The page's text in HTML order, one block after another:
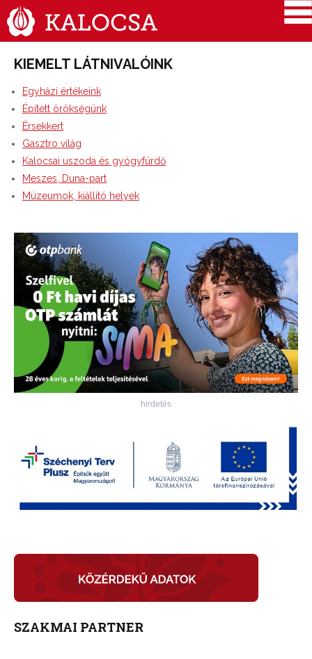
KIEMELT LÁTNIVALÓINK
Egyházi értékeink
Épített örökségünk
Érsekkert
Gasztro világ
Kalocsai uszoda és gyógyfürdő
Meszes, Duna-part
Múzeumok, kiállító helyek
hirdetés
SZAKMAI PARTNER